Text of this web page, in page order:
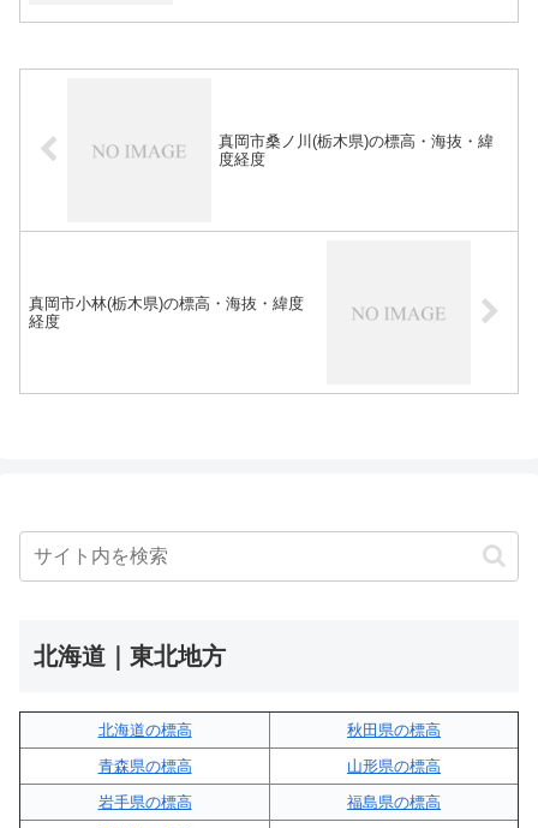
真岡市桑ノ川(栃木県)の標高・海抜・緯
度経度
真岡市小林(栃木県)の標高・海抜・緯度
経度
北海道｜東北地方
北海道の標高
秋田県の標高
青森県の標高
山形県の標高
岩手県の標高
福島県の標高